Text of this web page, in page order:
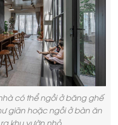
có thể ngồi ở băng ghế
giãn hoặc ngồi ở bàn ăn
khu vườn nhỏ